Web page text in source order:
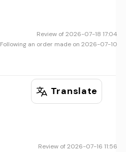
Review of 2026-07-18 17:04
Following an order made on 2026-07-10
Translate
Review of 2026-07-16 11:56